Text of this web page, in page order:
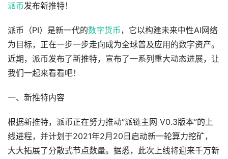
派币发布新推特！
派币（PI）是新一代的数字货币，它以构建未来中性AI网络
为目标，正在一步一步走向成为全球普及应用的数字资产。
近期，派币发布了新推特，宣布了一系列重大动态进展，让
我们一起来看看吧！
一、新推特内容
根据新推特，派币正在努力推动“派链主网 V0.3版本”的上
线进程，并计划于2021年2月20日启动新一轮算力挖矿，
大大拓展了分散式节点数量。据悉，此次上线将迎来千万新